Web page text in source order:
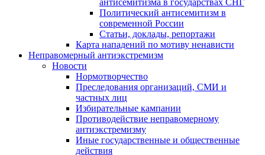
антисемитизма в государствах СНГ
Политический антисемитизм в
современной России
Статьи, доклады, репортажи
Карта нападений по мотиву ненависти
Неправомерный антиэкстремизм
Новости
Нормотворчество
Преследования организаций, СМИ и
частных лиц
Избирательные кампании
Противодействие неправомерному
антиэкстремизму
Иные государственные и общественные
действия